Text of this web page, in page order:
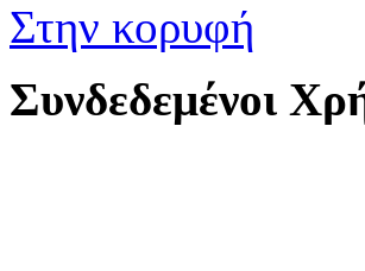
Στην κορυφή
Συνδεδεμένοι